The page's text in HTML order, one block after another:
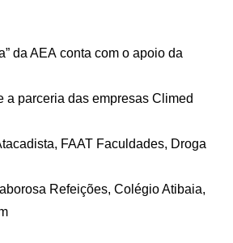
da AEA conta com o apoio da
a parceria das empresas Climed
FAAT Faculdades, Droga
Refeições, Colégio Atibaia,